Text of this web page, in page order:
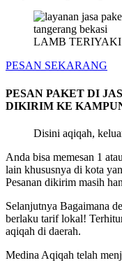
LAMB TERIYAKI
PESAN SEKARANG
PESAN PAKET DI
DIKIRIM KE
Disini aqiqah,
Anda bisa memesan 1
lain khususnya di kota
Pesanan dikirim masih
Selanjutnya Bagaimana
berlaku tarif lokal!
aqiqah di daerah.
Medina Aqiqah telah